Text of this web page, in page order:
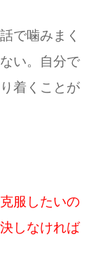
で噛みまく
い。自分で
着くことが
服したいの
しなければ